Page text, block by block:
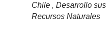
Chile ,Desarrollo
Recursos Naturales